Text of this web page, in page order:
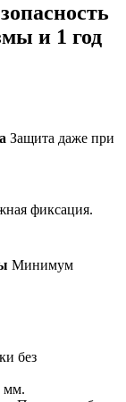
и 1 год
Защита даже при
фиксация.
Минимум
без
мм.